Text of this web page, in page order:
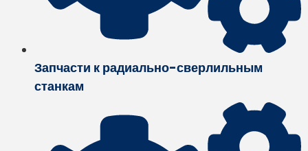
Запчасти к радиально-сверлильным
станкам